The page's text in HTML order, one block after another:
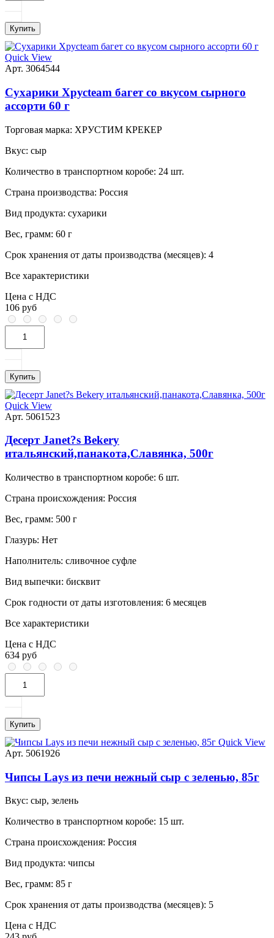
Купить
Quick View
Арт. 3064544
Сухарики Хрусteam багет со вкусом сырного
ассорти 60 г
Торговая марка: ХРУСТИМ КРЕКЕР
Вкус: сыр
Количество в транспортном коробе: 24 шт.
Страна производства: Россия
Вид продукта: сухарики
Вес, грамм: 60 г
Срок хранения от даты производства (месяцев): 4
Все характеристики
Цена с НДС
106 руб
Купить
Quick View
Арт. 5061523
Десерт Janet?s Bekery
итальянский,панакота,Славянка, 500г
Количество в транспортном коробе: 6 шт.
Страна происхождения: Россия
Вес, грамм: 500 г
Глазурь: Нет
Наполнитель: сливочное суфле
Вид выпечки: бисквит
Срок годности от даты изготовления: 6 месяцев
Все характеристики
Цена с НДС
634 руб
Купить
Quick View
Арт. 5061926
Чипсы Lays из печи нежный сыр с зеленью, 85г
Вкус: сыр, зелень
Количество в транспортном коробе: 15 шт.
Страна происхождения: Россия
Вид продукта: чипсы
Вес, грамм: 85 г
Срок хранения от даты производства (месяцев): 5
Цена с НДС